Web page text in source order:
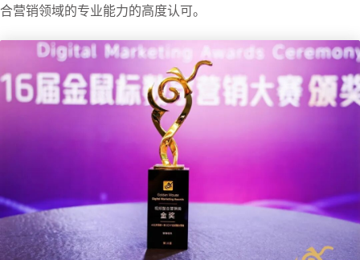
合营销领域的专业能力的高度认可。